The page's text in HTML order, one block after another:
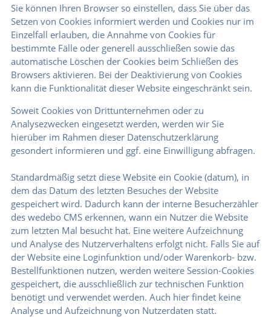
Sie können Ihren Browser so einstellen, dass Sie über das
Setzen von Cookies informiert werden und Cookies nur im
Einzelfall erlauben, die Annahme von Cookies für
bestimmte Fälle oder generell ausschließen sowie das
automatische Löschen der Cookies beim Schließen des
Browsers aktivieren. Bei der Deaktivierung von Cookies
kann die Funktionalität dieser Website eingeschränkt sein.
Soweit Cookies von Drittunternehmen oder zu
Analysezwecken eingesetzt werden, werden wir Sie
hierüber im Rahmen dieser Datenschutzerklärung
gesondert informieren und ggf. eine Einwilligung abfragen.
Standardmäßig setzt diese Website ein Cookie (datum), in
dem das Datum des letzten Besuches der Website
gespeichert wird. Dadurch kann der interne Besucherzähler
des wedebo CMS erkennen, wann ein Nutzer die Website
zum letzten Mal besucht hat. Eine weitere Aufzeichnung
und Analyse des Nutzerverhaltens erfolgt nicht. Falls Sie auf
der Website eine Loginfunktion und/oder Warenkorb- bzw.
Bestellfunktionen nutzen, werden weitere Session-Cookies
gespeichert, die ausschließlich zur technischen Funktion
benötigt und verwendet werden. Auch hier findet keine
Analyse und Aufzeichnung von Nutzerdaten statt.